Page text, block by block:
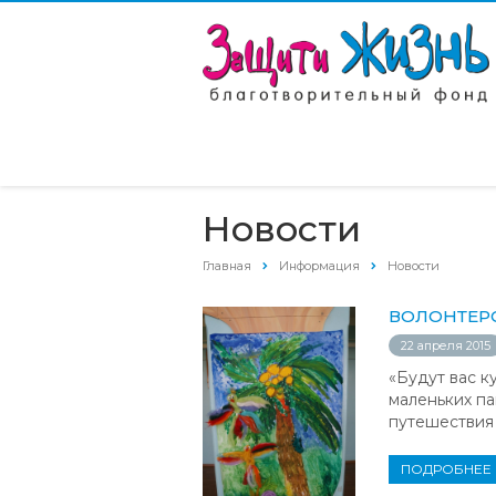
Новости
Главная Информация Новости
22 апреля 2015
«Будут вас
маленьких
ПОДРОБНЕЕ